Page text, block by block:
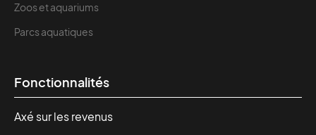
Zoos et aquariums
Parcs aquatiques
Fonctionnalités
Axé sur les revenus